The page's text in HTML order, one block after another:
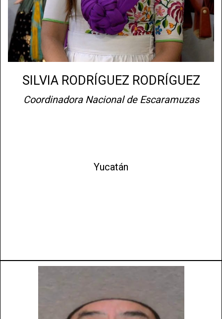
SILVIA RODRÍGUEZ RODRÍGUEZ
Coordinadora Nacional de Escaramuzas
Yucatán